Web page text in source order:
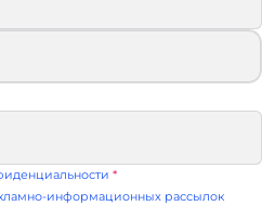
*
информационных рассылок